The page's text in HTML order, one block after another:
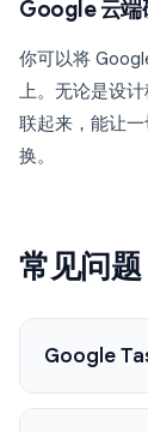
Google 云端
你可以将
上。无论是设
联起来，能让
换。
常见问题
Google